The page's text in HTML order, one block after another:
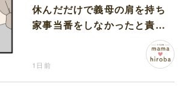
休んだだけで義母の肩を持ち
家事当番をしなかったと責め
1日前